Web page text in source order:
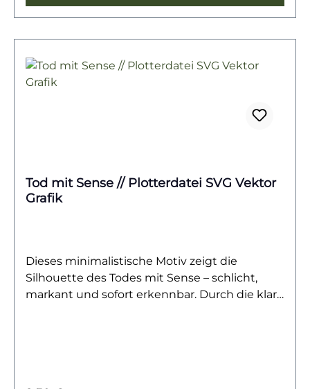
Tod mit Sense // Plotterdatei SVG Vektor
Grafik
Dieses minimalistische Motiv zeigt die
Silhouette des Todes mit Sense – schlicht,
markant und sofort erkennbar. Durch die klare